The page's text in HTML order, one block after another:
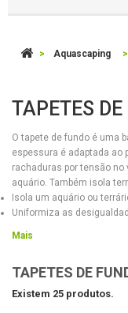
> Aquascaping >
TAPETES
O tapete de fundo é uma
espessura é adaptada ao
rachaduras por tensão
aquário. Também isola
Isola um aquário ou
Uniformiza as
Mais
TAPETES DE
Existem 25 produtos.